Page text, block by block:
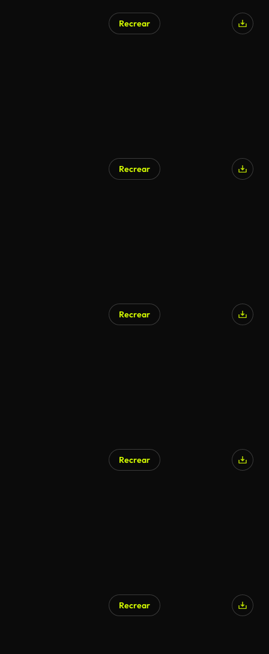
Recrear
Recrear
Recrear
Recrear
Recrear